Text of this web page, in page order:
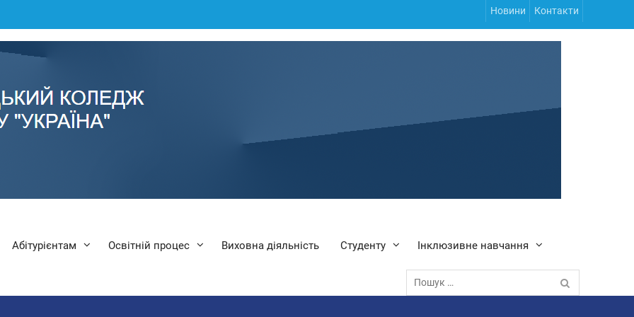
Новини Контакти
Абітурієнтам Освітній процес Виховна діяльність Студенту Інклюзивне навчання
Пошук: